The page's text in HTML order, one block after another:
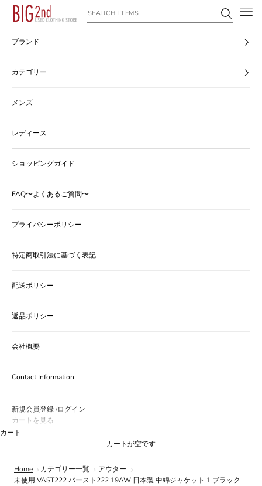
コンテンツへスキップ
ヴィンテージ古着のオンライン通販なら【公式】古着屋BIG2nd
ブランド
カテゴリー
メンズ
レディース
ショッピングガイド
FAQ〜よくあるご質問〜
プライバシーポリシー
特定商取引法に基づく表記
配送ポリシー
返品ポリシー
会社概要
Contact Information
新規会員登録 /ログイン
カートを見る
カート
カートが空です
Home カテゴリー一覧
アウター
未使用 VAST222 バースト222 19AW 日本製 中綿ジャケット 1 ブラック